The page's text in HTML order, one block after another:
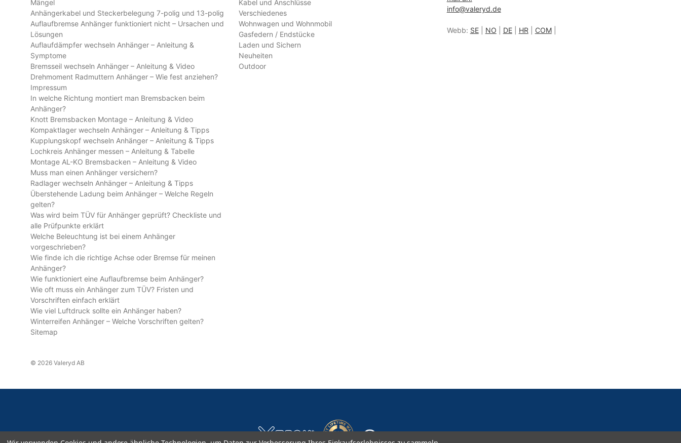
Mängel
Anhängerkabel und Steckerbelegung 7-polig und 13-polig
Auflaufbremse Anhänger funktioniert nicht – Ursachen und
Lösungen
Auflaufdämpfer wechseln Anhänger – Anleitung &
Symptome
Bremsseil wechseln Anhänger – Anleitung & Video
Drehmoment Radmuttern Anhänger – Wie fest anziehen?
Impressum
In welche Richtung montiert man Bremsbacken beim
Anhänger?
Knott Bremsbacken Montage – Anleitung & Video
Kompaktlager wechseln Anhänger – Anleitung & Tipps
Kupplungskopf wechseln Anhänger – Anleitung & Tipps
Lochkreis Anhänger messen – Anleitung & Tabelle
Montage AL-KO Bremsbacken – Anleitung & Video
Muss man einen Anhänger versichern?
Radlager wechseln Anhänger – Anleitung & Tipps
Überstehende Ladung beim Anhänger – Welche Regeln
gelten?
Was wird beim TÜV für Anhänger geprüft? Checkliste und
alle Prüfpunkte erklärt
Welche Beleuchtung ist bei einem Anhänger
vorgeschrieben?
Wie finde ich die richtige Achse oder Bremse für meinen
Anhänger?
Wie funktioniert eine Auflaufbremse beim Anhänger?
Wie oft muss ein Anhänger zum TÜV? Fristen und
Vorschriften einfach erklärt
Wie viel Luftdruck sollte ein Anhänger haben?
Winterreifen Anhänger – Welche Vorschriften gelten?
Sitemap
Kabel und Anschlüsse
Verschiedenes
Wohnwagen und Wohnmobil
Gasfedern / Endstücke
Laden und Sichern
Neuheiten
Outdoor
info@valeryd.de
Webb: SE| NO DE| HR COM|
© 2026 Valeryd AB